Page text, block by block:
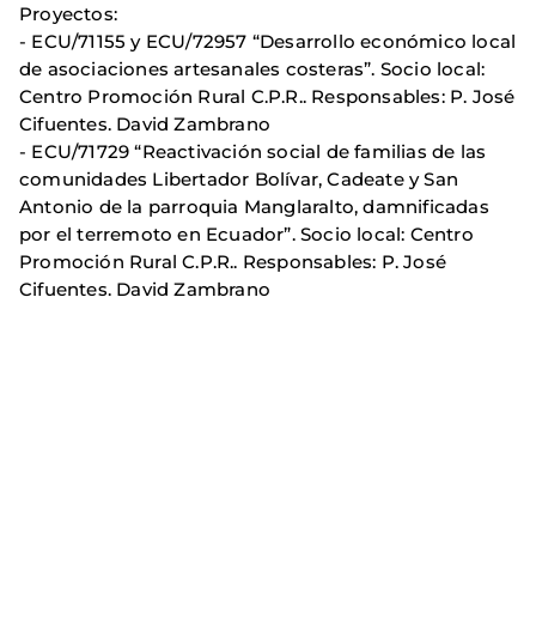
Proyectos:
- ECU/71155 y ECU/72957 “Desarrollo económico local
de asociaciones artesanales costeras”. Socio local:
Centro Promoción Rural C.P.R.. Responsables: P. José
Cifuentes. David Zambrano
- ECU/71729 “Reactivación social de familias de las
comunidades Libertador Bolívar, Cadeate y San
Antonio de la parroquia Manglaralto, damnificadas
por el terremoto en Ecuador”. Socio local: Centro
Promoción Rural C.P.R.. Responsables: P. José
Cifuentes. David Zambrano